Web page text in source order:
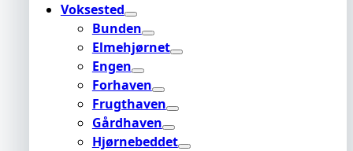
Voksested
Bunden
Elmehjørnet
Engen
Forhaven
Frugthaven
Gårdhaven
Hjørnebeddet